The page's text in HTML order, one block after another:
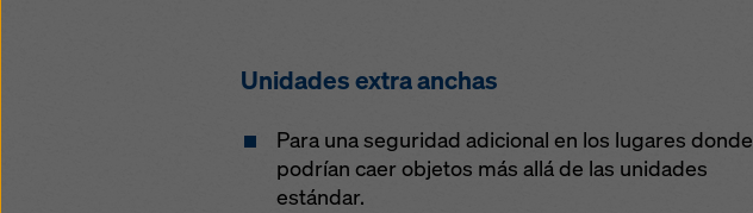
Unidades extra anchas
Para una seguridad adicional en los lugares donde
podrían caer objetos más allá de las unidades
estándar.